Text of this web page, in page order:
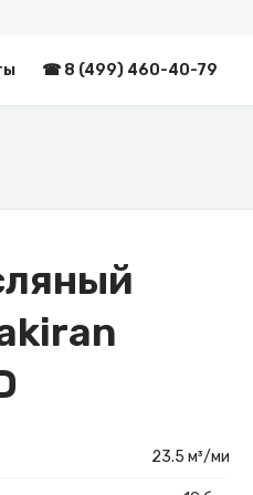
☎ 8 (499) 460-40-79
23.5 м³/ми